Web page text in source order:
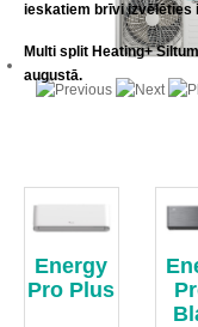
ieskatiem brīvi izvēlēties
Multi split Heating+
augustā.
Energy
Pro Plus